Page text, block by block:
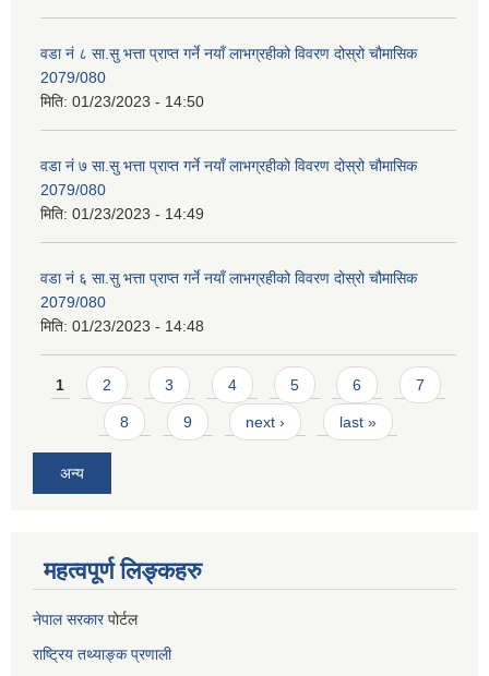
वडा नं ८ सा.सु भत्ता प्राप्त गर्ने नयाँ लाभग्रहीको विवरण दोस्रो चौमासिक
2079/080
मिति: 01/23/2023 - 14:50
वडा नं ७ सा.सु भत्ता प्राप्त गर्ने नयाँ लाभग्रहीको विवरण दोस्रो चौमासिक
2079/080
मिति: 01/23/2023 - 14:49
वडा नं ६ सा.सु भत्ता प्राप्त गर्ने नयाँ लाभग्रहीको विवरण दोस्रो चौमासिक
2079/080
मिति: 01/23/2023 - 14:48
Pages
1 2 3 4 5 6 7
8 9 next › last »
अन्य
महत्वपूर्ण लिङ्कहरु
नेपाल सरकारपोर्टल
राष्ट्रिय तथ्याङ्क प्रणाली